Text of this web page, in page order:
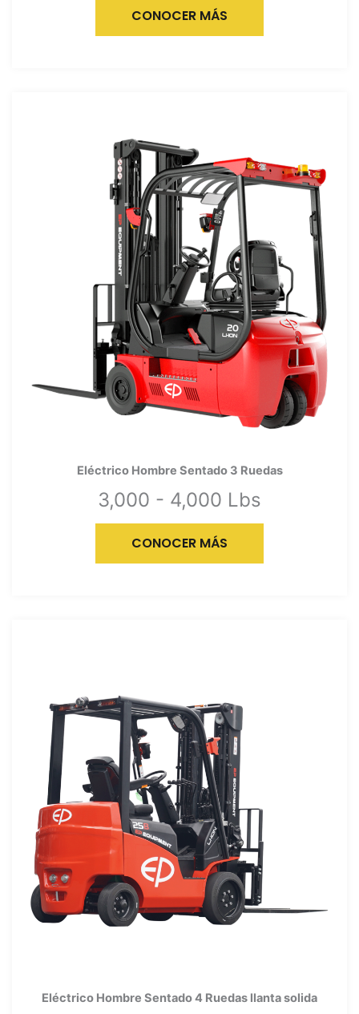
CONOCER MÁS
Eléctrico Hombre Sentado 3 Ruedas
3,000 - 4,000 Lbs
CONOCER MÁS
Eléctrico Hombre Sentado 4 Ruedas llanta solida